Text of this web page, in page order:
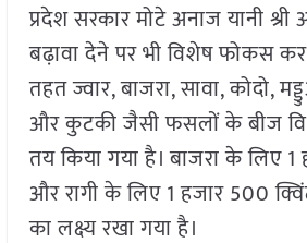
प्रदेश सरकार मोटे अनाज यानी
बढ़ावा देने पर भी विशेष फोकस
तहत ज्वार, बाजरा, सावा, कोदो,
और कुटकी जैसी फसलों के बीज
तय किया गया है। बाजरा के लिए
और रागी के लिए 1 हजार 500
का लक्ष्य रखा गया है।